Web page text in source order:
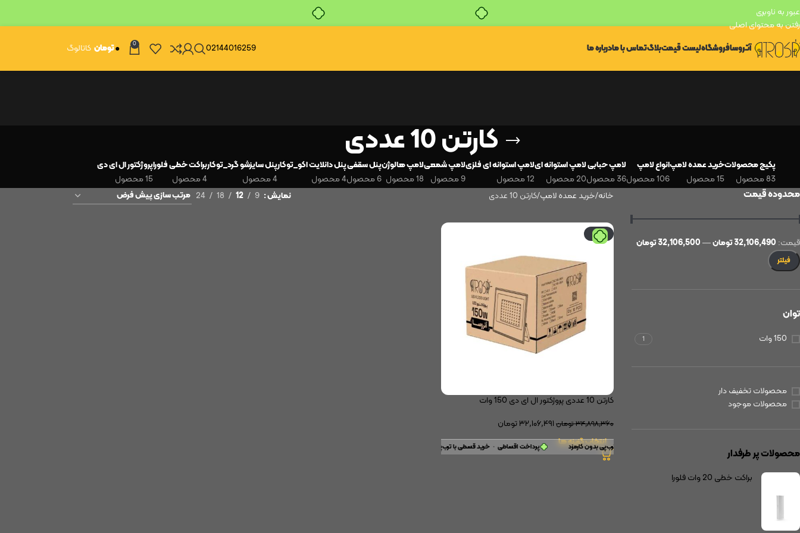
عبور به ناوبری
رفتن به محتوای اصلی
آتروسافروشگاهلیست قیمتبلاگتماس با مادرباره ما 02144016259
0 ۰تومان کاتالوگ
کارتن 10 عددی
پکیج محصولات
83 محصول
خرید عمده لامپ
15 محصول
انواع لامپ
106 محصول
لامپ حبابی
36 محصول
لامپ استوانه ای
20 محصول
لامپ استوانه ای فلزی
12 محصول
لامپ شمعی
9 محصول
لامپ هالوژن
18 محصول
پنل سقفی
6 محصول
پنل دانلایت اکو_توکار
4 محصول
پنل سایزشو گرد_توکار
4 محصول
براکت خطی فلورا
4 محصول
پروژکتور ال ای دی
15 محصول
محدوده قیمت
فیلتر
قيمت: 32,106,490 تومان —32,106,500 تومان
توان
150 وات 1
محصولات تخفیف دار
محصولات موجود
محصولات پر طرفدار
براکت خطی 20 وات فلورا
خانه خرید عمده لامپ کارتن 10 عددی نمایش 9
12
18
24
پرداخت اقساطی • خرید قسطی با ترب‌پی بدون کارمزد خرید قسطی با ترب‌پی بدون کارمزد با ترب‌پی بدون کارمزد
-8%
کارتن 10 عددی پروژکتور ال ای دی 150 وات
۳۴,۸۹۸,۳۶۰تومان ۳۲,۱۰۶,۴۹۱تومان
انتخاب گزینه ها